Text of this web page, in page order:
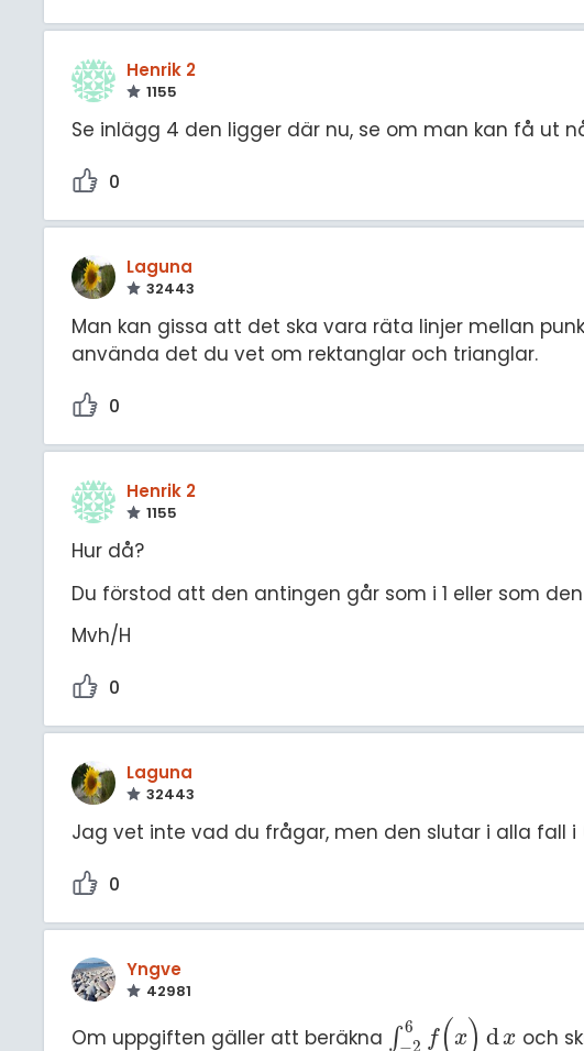
Henrik 2
1155
Se inlägg 4 den ligger där nu, se om man kan få ut
0
Laguna
32443
Man kan gissa att det ska vara räta linjer mellan
använda det du vet om rektanglar och trianglar.
0
Henrik 2
1155
Hur då?
Du förstod att den antingen går som i 1 eller som den
Mvh/H
0
Laguna
32443
Jag vet inte vad du frågar, men den slutar i alla fall i
0
Yngve
42981
Om uppgiften gäller att beräkna ∫ 6
f (x) dx
- 26 f(x )dx och